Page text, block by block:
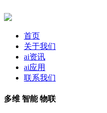
首页
关于我们
ai资讯
ai应用
联系我们
多维 智能 物联